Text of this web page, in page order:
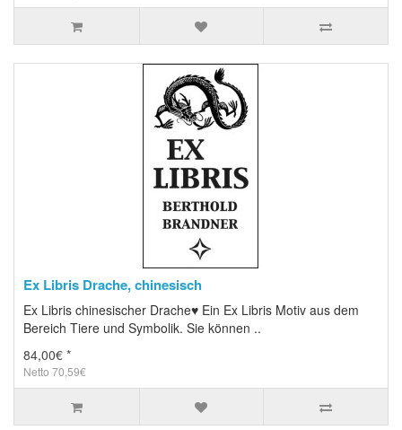
Ex Libris Drache, chinesisch
Ex Libris chinesischer Drache♥ Ein Ex Libris Motiv aus dem
Bereich Tiere und Symbolik. Sie können ..
84,00€ *
Netto 70,59€